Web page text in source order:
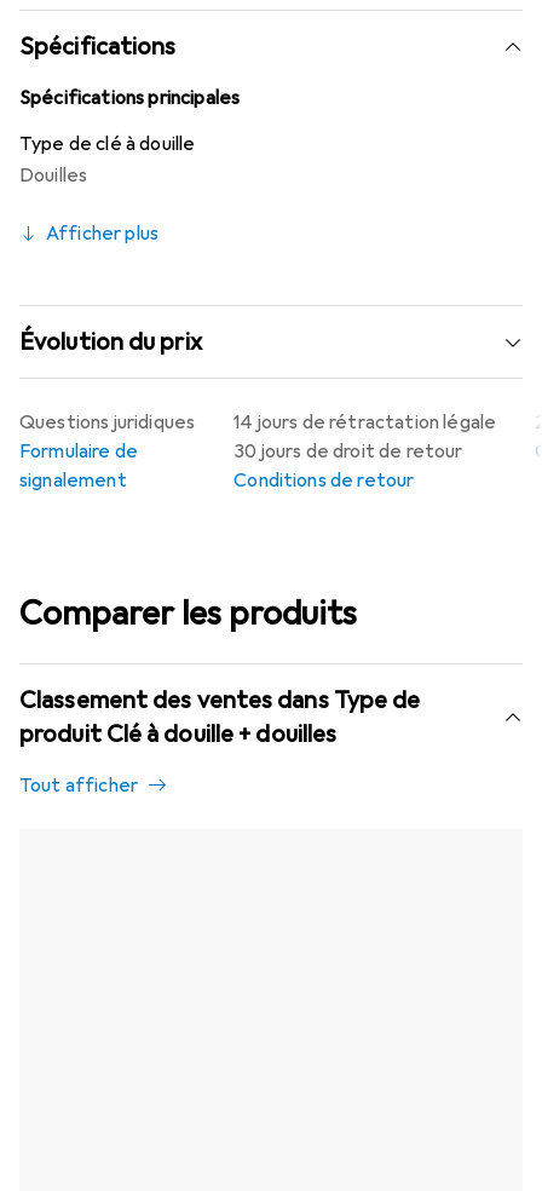
Spécifications
Spécifications principales
Type de clé à douille
Douilles
Afficher plus
Évolution du prix
14 jours de rétractation légale
30 jours de droit de retour
Conditions de retour
Questions juridiques
Formulaire de
signalement
Comparer les produits
Classement des ventes dans Type de
produit Clé à douille + douilles
Tout afficher